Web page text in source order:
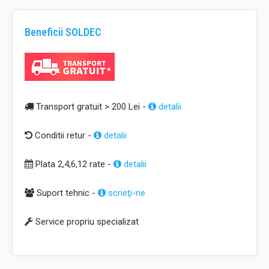
Beneficii SOLDEC
Transport gratuit > 200 Lei - detalii
Conditii retur - detalii
Plata 2,4,6,12 rate - detalii
Suport tehnic - scrieţi-ne
Service propriu specializat